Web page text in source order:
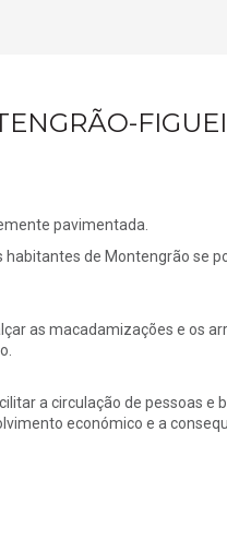
pavimentada.
habitantes de Montengrão se
as macadamizações e os
a circulação de pessoas e
económico e a